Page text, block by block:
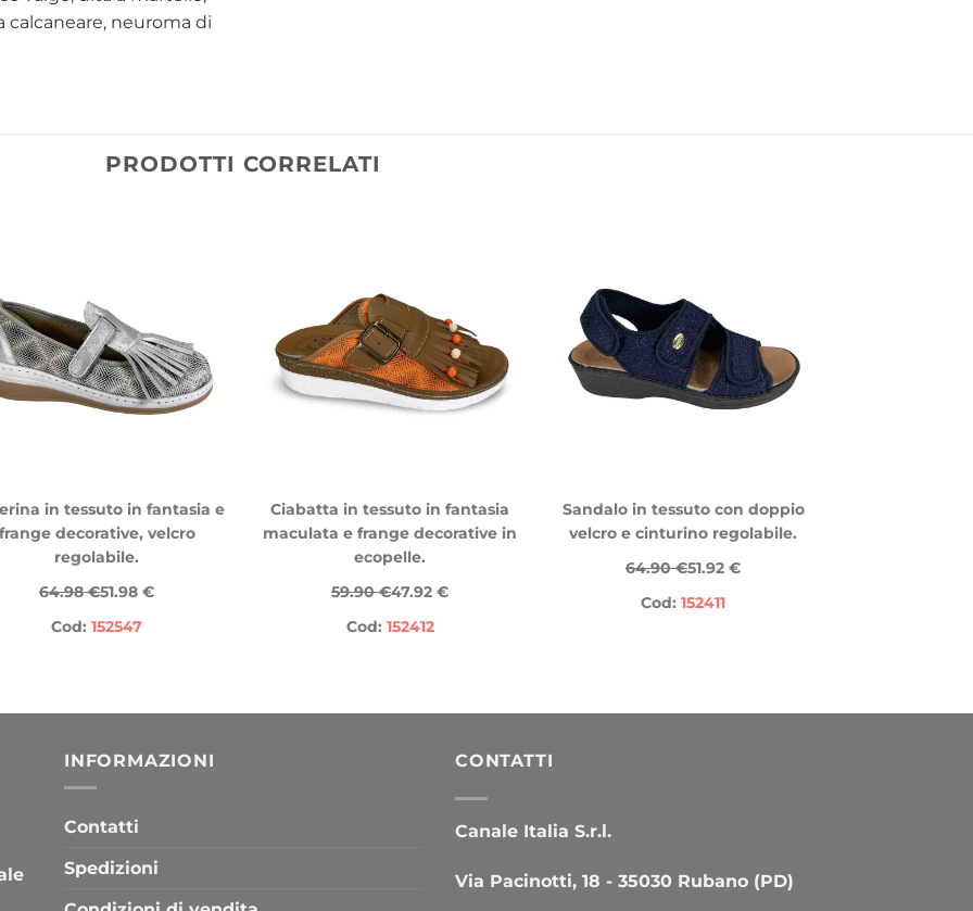
calcaneare, neuroma di
PRODOTTI CORRELATI
in tessuto in fantasia e
decorative, velcro
regolabile.
64.98 €51.98 €
Cod: 152547
Ciabatta in tessuto in fantasia
maculata e frange decorative in
ecopelle.
59.90 €47.92 €
Cod: 152412
Sandalo in tessuto con doppio
velcro e cinturino regolabile.
64.90 €51.92 €
Cod: 152411
INFORMAZIONI
Contatti
Spedizioni
CONTATTI
Canale Italia S.r.l.
Via Pacinotti, 18 - 35030 Rubano (PD)